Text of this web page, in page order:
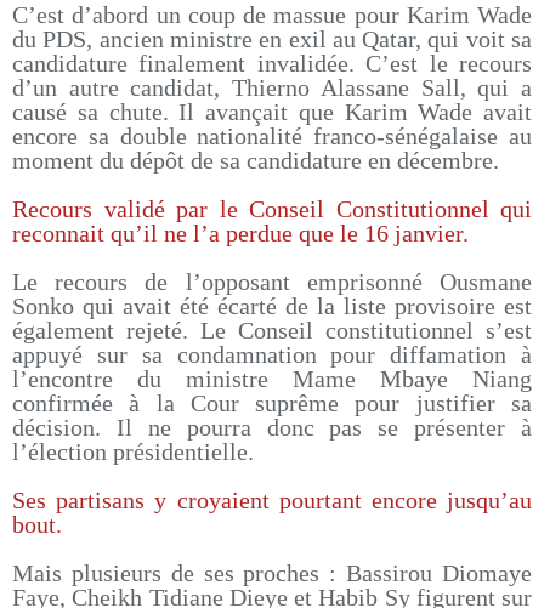
C’est d’abord un coup de massue pour Karim Wade
du PDS, ancien ministre en exil au Qatar, qui voit sa
candidature finalement invalidée. C’est le recours
d’un autre candidat, Thierno Alassane Sall, qui a
causé sa chute. Il avançait que Karim Wade avait
encore sa double nationalité franco-sénégalaise au
moment du dépôt de sa candidature en décembre.
Recours validé par le Conseil Constitutionnel qui
reconnait qu’il ne l’a perdue que le 16 janvier.
Le recours de l’opposant emprisonné Ousmane
Sonko qui avait été écarté de la liste provisoire est
également rejeté. Le Conseil constitutionnel s’est
appuyé sur sa condamnation pour diffamation à
l’encontre du ministre Mame Mbaye Niang
confirmée à la Cour suprême pour justifier sa
décision. Il ne pourra donc pas se présenter à
l’élection présidentielle.
Ses partisans y croyaient pourtant encore jusqu’au
bout.
Mais plusieurs de ses proches : Bassirou Diomaye
Faye, Cheikh Tidiane Dieye et Habib Sy figurent sur